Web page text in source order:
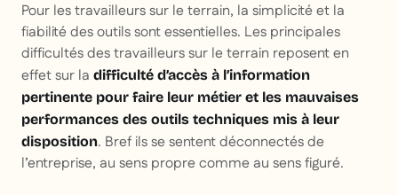
Pour les travailleurs sur le terrain, la simplicité et la
fiabilité des outils sont essentielles. Les principales
difficultés des travailleurs sur le terrain reposent en
effet sur la difficulté d’accès à l’information
pertinente pour faire leur métier et les mauvaises
performances des outils techniques mis à leur
disposition. Bref ils se sentent déconnectés de
l’entreprise, au sens propre comme au sens figuré.